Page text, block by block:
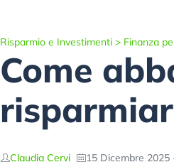
Risparmio e Investimenti > Finanza
Come
Claudia Cervi 15 Dicembre 2025